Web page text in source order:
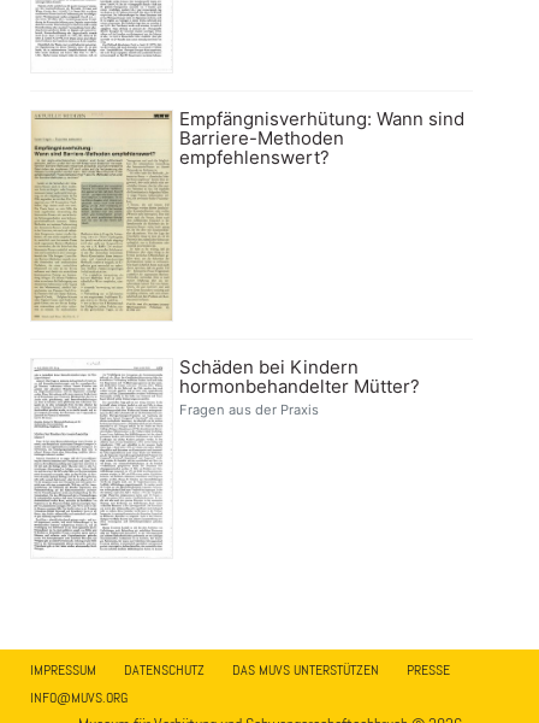
Empfängnisverhütung: Wann sind
Barriere-Methoden
empfehlenswert?
Schäden bei Kindern
hormonbehandelter Mütter?
Fragen aus der Praxis
IMPRESSUM DATENSCHUTZ DAS MUVS UNTERSTÜTZEN
PRESSE
INFO@MUVS.ORG